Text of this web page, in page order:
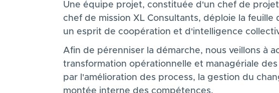
Une équipe projet, constituée d'un chef de
chef de mission XL Consultants, déploie la feuille
un esprit de coopération et d'intelligence
Afin de pérenniser la démarche, nous veillons à
transformation opérationnelle et managériale
par l'amélioration des process, la gestion du
montée interne des compétences.